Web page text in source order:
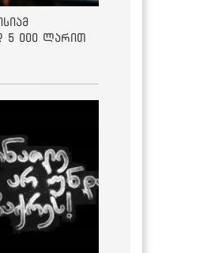
5 000 ლარით